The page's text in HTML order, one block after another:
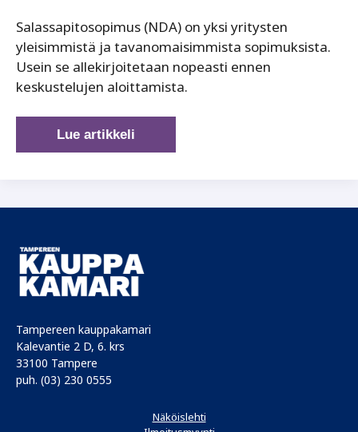
Salassapitosopimus (NDA) on yksi yritysten
yleisimmistä ja tavanomaisimmista sopimuksista.
Usein se allekirjoitetaan nopeasti ennen
keskustelujen aloittamista.
Yksi
NDA
–
miten
varmistaa
Lue artikkeli
Tampereen kauppakamari
Kalevantie 2 D, 6. krs
33100 Tampere
puh. (03) 230 0555
Näköislehti